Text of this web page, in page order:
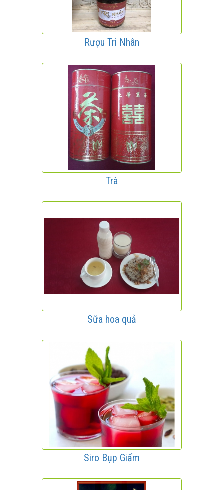
Rượu Tri Nhân
Trà
Sữa hoa quả
Siro Bụp Giấm